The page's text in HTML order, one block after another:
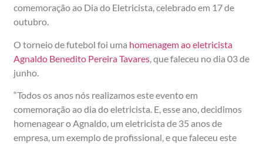
comemoração ao Dia do Eletricista, celebrado em 17 de
outubro.
O torneio de futebol foi uma homenagem ao eletricista
Agnaldo Benedito Pereira Tavares , que faleceu no dia 03 de
junho.
“Todos os anos nós realizamos este evento em
comemoração ao dia do eletricista. E, esse ano, decidimos
homenagear o Agnaldo, um eletricista de 35 anos de
empresa, um exemplo de profissional, e que faleceu este